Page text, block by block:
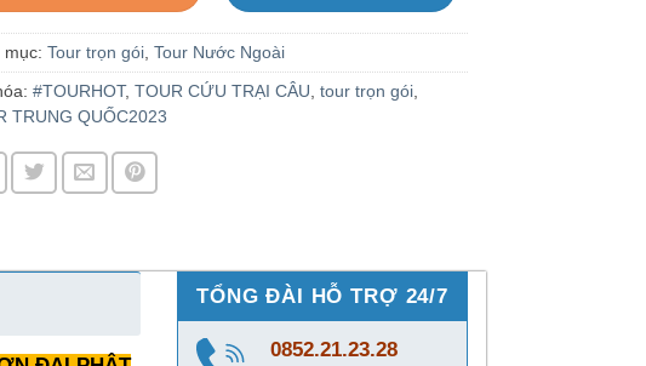
mục: Tour trọn gói, Tour Nước Ngoài
#TOURHOT, TOUR CỨU TRẠI CÂU tour trọn gói,
TRUNG QUỐC2023
TỔNG ĐÀI HỖ TRỢ 24/7
0852.21.23.28